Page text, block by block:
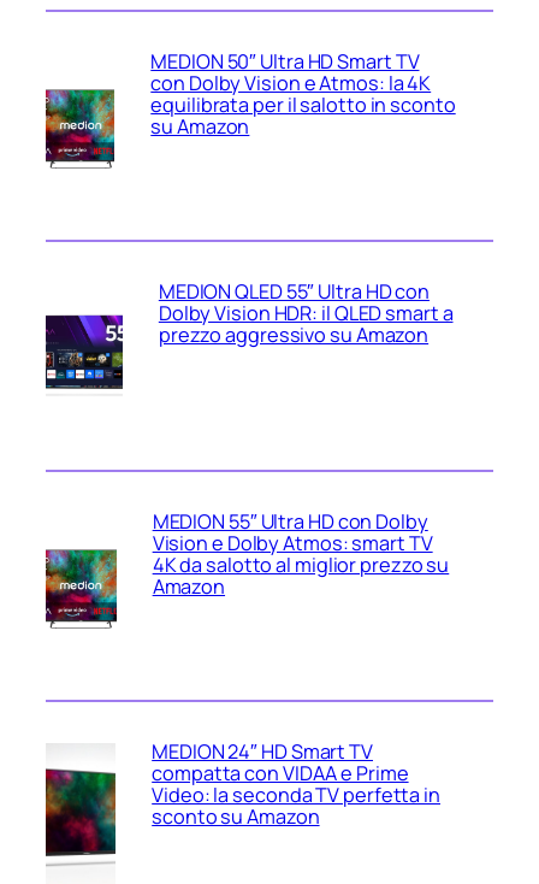
MEDION 50″ Ultra HD Smart TV
con Dolby Vision e Atmos: la 4K
equilibrata per il salotto in sconto
su Amazon
MEDION QLED 55″ Ultra HD con
Dolby Vision HDR: il QLED smart a
prezzo aggressivo su Amazon
MEDION 55″ Ultra HD con Dolby
Vision e Dolby Atmos: smart TV
4K da salotto al miglior prezzo su
Amazon
MEDION 24″ HD Smart TV
compatta con VIDAA e Prime
Video: la seconda TV perfetta in
sconto su Amazon